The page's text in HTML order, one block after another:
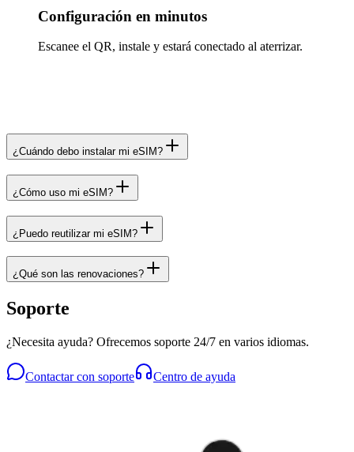
Configuración en minutos
Escanee el QR, instale y estará conectado al aterrizar.
¿Cuándo debo instalar mi eSIM?
¿Cómo uso mi eSIM?
¿Puedo reutilizar mi eSIM?
¿Qué son las renovaciones?
Soporte
¿Necesita ayuda? Ofrecemos soporte 24/7 en varios idiomas.
Contactar con soporte Centro de ayuda